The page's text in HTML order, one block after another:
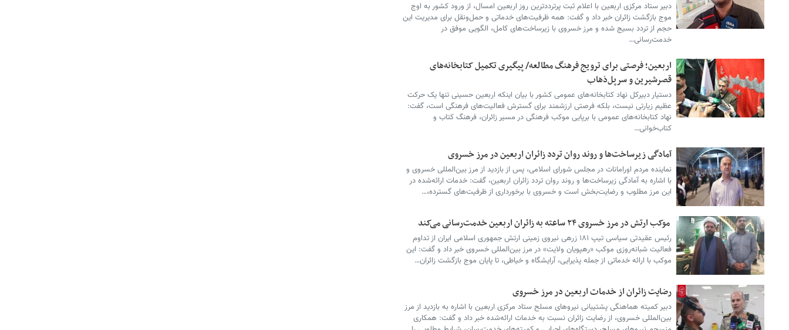
دبیر ستاد مرکزی اربعین با اعلام ثبت پرترددترین روز اربعین امسال، از ورود کشور به اوج
موج بازگشت زائران خبر داد و گفت: همه ظرفیت‌های خدماتی و حمل‌ونقل برای مدیریت این
حجم از تردد بسیج شده و مرز خسروی با زیرساخت‌های کامل، الگویی موفق در
خدمت‌رسانی…
اربعین؛ فرصتی برای ترویج فرهنگ مطالعه/ پیگیری تکمیل کتابخانه‌های
قصرشیرین و سرپل‌ذهاب
دستیار دبیرکل نهاد کتابخانه‌های عمومی کشور با بیان اینکه اربعین حسینی تنها یک حرکت
عظیم زیارتی نیست، بلکه فرصتی ارزشمند برای گسترش فعالیت‌های فرهنگی است، گفت:
نهاد کتابخانه‌های عمومی با برپایی موکب فرهنگی در مسیر زائران، فرهنگ کتاب و
کتاب‌خوانی…
آمادگی زیرساخت‌ها و روند روان تردد زائران اربعین در مرز خسروی
نماینده مردم اورامانات در مجلس شورای اسلامی، پس از بازدید از مرز بین‌المللی خسروی و
با اشاره به آمادگی زیرساخت‌ها و روند روان تردد زائران اربعین، گفت: خدمات ارائه‌شده در
این مرز مطلوب و رضایت‌بخش است و خسروی با برخورداری از ظرفیت‌های گسترده،…
موکب ارتش در مرز خسروی ۲۴ ساعته به زائران اربعین خدمت‌رسانی می‌کند
رئیس عقیدتی سیاسی تیپ ۱۸۱ زرهی نیروی زمینی ارتش جمهوری اسلامی ایران از تداوم
فعالیت شبانه‌روزی موکب «رهپویان ولایت» در مرز بین‌المللی خسروی خبر داد و گفت: این
موکب با ارائه خدماتی از جمله پذیرایی، آرایشگاه و خیاطی، تا پایان موج بازگشت زائران…
رضایت زائران از خدمات اربعین در مرز خسروی
دبیر کمیته هماهنگی پشتیبانی نیروهای مسلح ستاد مرکزی اربعین با اشاره به بازدید از مرز
بین‌المللی خسروی، از رضایت زائران نسبت به خدمات ارائه‌شده خبر داد و گفت: همکاری